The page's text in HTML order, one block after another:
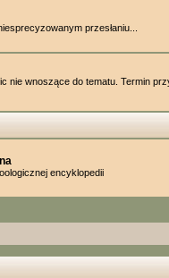
przesłaniu...
nie wnoszące do tematu. Termin
encyklopedii